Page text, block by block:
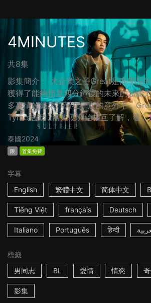
4MINUTES
共8集
影集簡介： 大企業之子Great是商學院
獲得了能夠預見四分鐘後的未來的超能
多事情的結果。而在一次的意外下，
Tyme結識，兩人便開始相互了解，發...
泰國2024
限 首集免費
字幕
English
繁體中文 简体中文
Tiếng Việt français Deutsch
Italiano Português हिन्दी
標籤
男同志
BL 愛情 情慾
影集